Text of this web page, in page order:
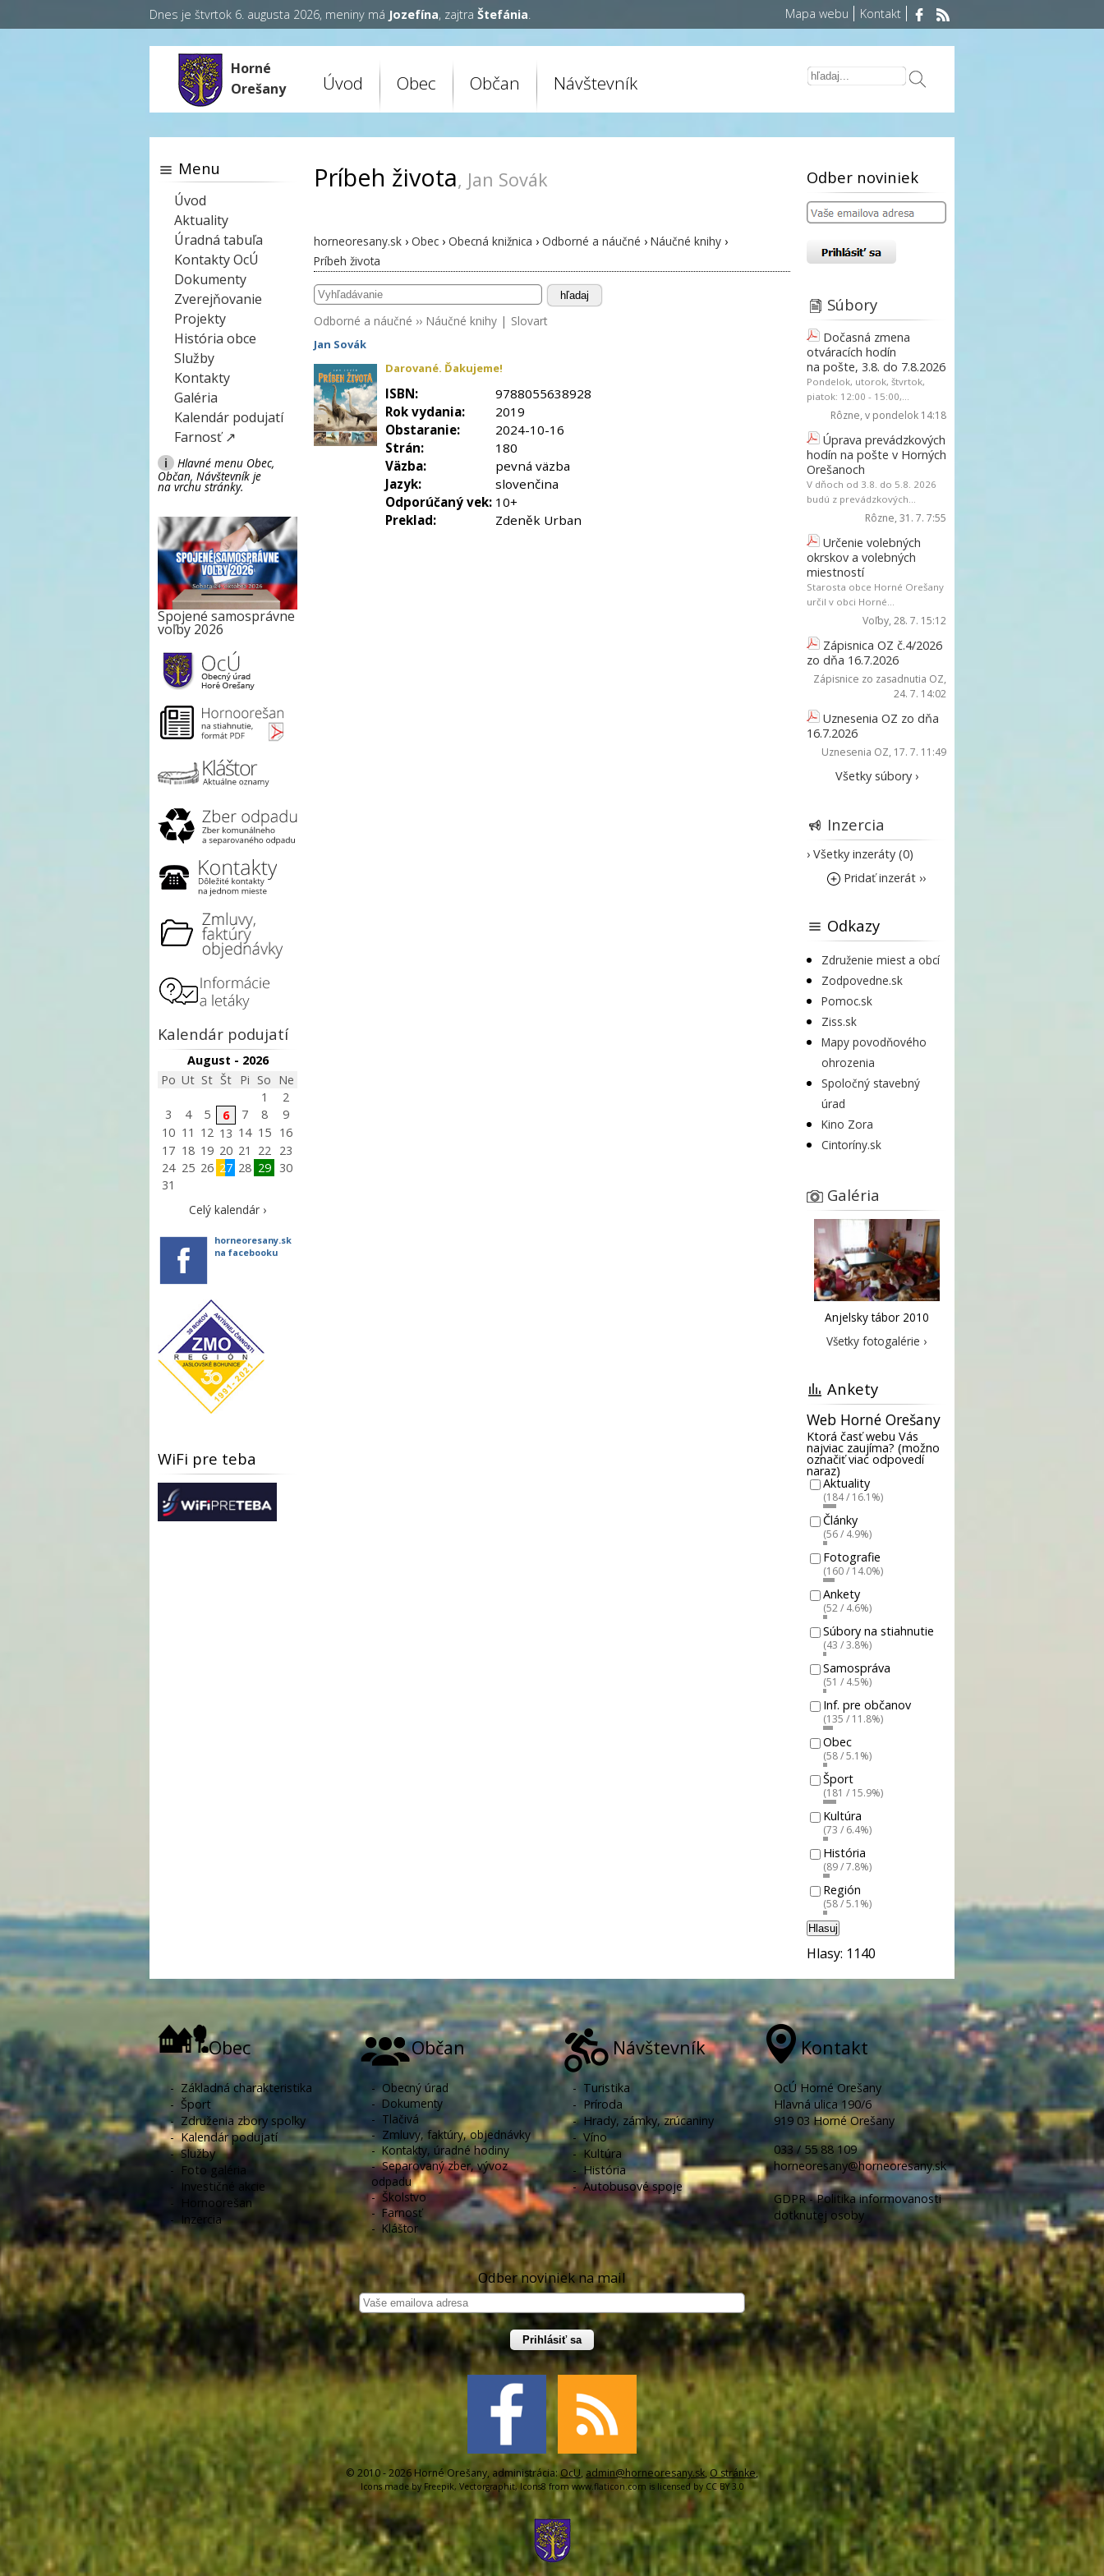
Dnes je štvrtok 6. augusta 2026, meniny má Jozefína, zajtra Štefánia. Mapa webu Kontakt
Horné
Orešany
Úvod Obec Občan Návštevník
Príbeh života, Jan Sovák
horneoresany.sk › Obec › Obecná knižnica › Odborné a náučné › Náučné knihy ›
Príbeh života
hľadaj
Odborné a náučné ›› Náučné knihy | Slovart
Jan Sovák
Darované. Ďakujeme!
ISBN:
9788055638928
Rok vydania:
2019
Obstaranie:
2024-10-16
Strán:
180
Väzba:
pevná väzba
Jazyk:
slovenčina
Odporúčaný vek: 10+
Preklad:
Zdeněk Urban
Menu
Úvod
Aktuality
Úradná tabuľa
Kontakty OcÚ
Dokumenty
Zverejňovanie
Projekty
História obce
Služby
Kontakty
Galéria
Kalendár podujatí
Farnosť ↗
i
Hlavné menu Obec,
Občan, Návštevník je
na vrchu stránky.
Spojené samosprávne
voľby 2026
Kalendár podujatí
August - 2026
Po Ut St Št Pi So Ne
1
2
3
4 5 6 7 8
9
10 11 12 13 14 15
16
17 18 19 20 21 22
23
24 25 26 27 28 29
30
31
Celý kalendár ›
horneoresany.sk
na facebooku
WiFi pre teba
Odber noviniek
Súbory
Dočasná zmena
otváracích hodín
na pošte, 3.8. do 7.8.2026
Pondelok, utorok, štvrtok,
piatok: 12:00 - 15:00,...
Rôzne, v pondelok 14:18
Úprava prevádzkových
hodín na pošte v Horných
Orešanoch
V dňoch od 3.8. do 5.8. 2026
budú z prevádzkových...
Rôzne, 31. 7. 7:55
Určenie volebných
okrskov a volebných
miestností
Starosta obce Horné Orešany
určil v obci Horné...
Voľby, 28. 7. 15:12
Zápisnica OZ č.4/2026
zo dňa 16.7.2026
Zápisnice zo zasadnutia OZ,
24. 7. 14:02
Uznesenia OZ zo dňa
16.7.2026
Uznesenia OZ, 17. 7. 11:49
Všetky súbory ›
Inzercia
› Všetky inzeráty (0)
Pridať inzerát ››
Odkazy
Združenie miest a obcí
Zodpovedne.sk
Pomoc.sk
Ziss.sk
Mapy povodňového
ohrozenia
Spoločný stavebný
úrad
Kino Zora
Cintoríny.sk
Galéria
Anjelsky tábor 2010
Všetky fotogalérie ›
Ankety
Web Horné Orešany
Ktorá časť webu Vás
najviac zaujíma? (možno
označiť viac odpovedí
naraz)
Aktuality
(184 / 16.1%)
Články
(56 / 4.9%)
Fotografie
(160 / 14.0%)
Ankety
(52 / 4.6%)
Súbory na stiahnutie
(43 / 3.8%)
Samospráva
(51 / 4.5%)
Inf. pre občanov
(135 / 11.8%)
Obec
(58 / 5.1%)
Šport
(181 / 15.9%)
Kultúra
(73 / 6.4%)
História
(89 / 7.8%)
Región
(58 / 5.1%)
Hlasuj
Hlasy: 1140
Obec
- Základná charakteristika
- Šport
- Združenia zbory spolky
-Kalendár podujatí
-Služby
- Foto galéria
- Investičné akcie
-
Hornoorešan
-
Inzercia
Občan
- Obecný úrad
-Dokumenty
- Tlačivá
- Zmluvy, faktúry, objednávky
- Kontakty, úradné hodiny
-Separovaný zber, vývoz
odpadu
- Školstvo
- Farnosť
- Kláštor
Návštevník
- Turistika
- Príroda
-Hrady, zámky, zrúcaniny
-Víno
- Kultúra
- História
-Autobusové spoje
Kontakt
OcÚ Horné Orešany
Hlavná ulica 190/6
919 03 Horné Orešany
033 / 55 88 109
horneoresany@horneoresany.sk
GDPR - Politika informovanosti
dotknutej osoby
Odber noviniek na mail
Prihlásiť sa
© 2010 - 2026 Horné Orešany, administrácia: OcU, admin@horneoresany.sk,O stránke,
Icons made by Freepik, Vectorgraphit,Icons8 fromwww.flaticon.com is licensed by CC BY 3.0